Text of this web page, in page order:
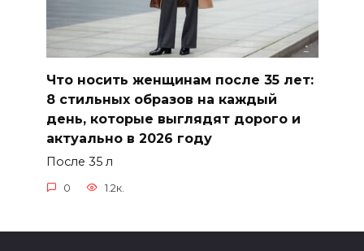
Что носить женщинам после 35 лет:
8 стильных образов на каждый
день, которые выглядят дорого и
актуально в 2026 году
После 35 л
0 1.2к.